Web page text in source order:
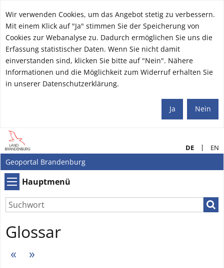
Wir verwenden Cookies, um das Angebot stetig zu verbessern.
Mit einem Klick auf "Ja" stimmen Sie der Speicherung von
Cookies zur Webanalyse zu. Dadurch ermöglichen Sie uns die
Erfassung statistischer Daten. Wenn Sie nicht damit
einverstanden sind, klicken Sie bitte auf "Nein". Nähere
Informationen und die Möglichkeit zum Widerruf erhalten Sie
in unserer Datenschutzerklärung.
Nein
Ja
DE EN
Geoportal Brandenburg
Hauptmenü
Hauptmenü
Glossar
N